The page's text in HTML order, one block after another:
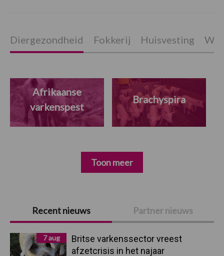
Primaire
Sidebar
Recent nieuws Partner nieuws
7 aug
Britse varkenssector vreest
afzetcrisis in het najaar
Diergezondheid Fokkerij Huisvesting
Afrikaanse
varkenspest
Brachyspira
Toon meer